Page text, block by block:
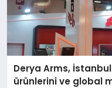
Derya Arms,
ürünlerini ve global